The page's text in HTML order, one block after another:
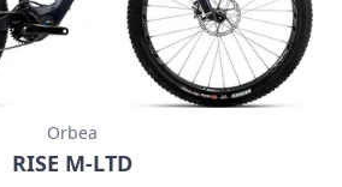
Orbea
RISE M-LTD